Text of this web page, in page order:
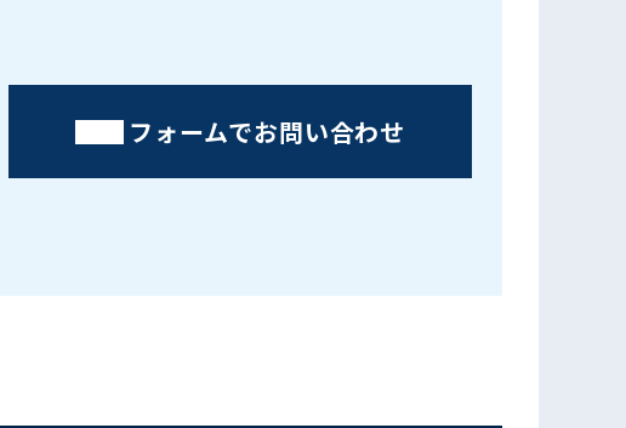
フォームでお問い合わせ